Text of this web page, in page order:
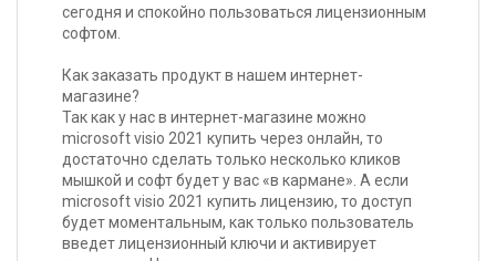
сегодня и спокойно пользоваться лицензионным
софтом.
Как заказать продукт в нашем интернет-
магазине?
Так как у нас в интернет-магазине можно
microsoft visio 2021 купить через онлайн, то
достаточно сделать только несколько кликов
мышкой и софт будет у вас «в кармане». А если
microsoft visio 2021 купить лицензию, то доступ
будет моментальным, как только пользователь
введет лицензионный ключи и активирует